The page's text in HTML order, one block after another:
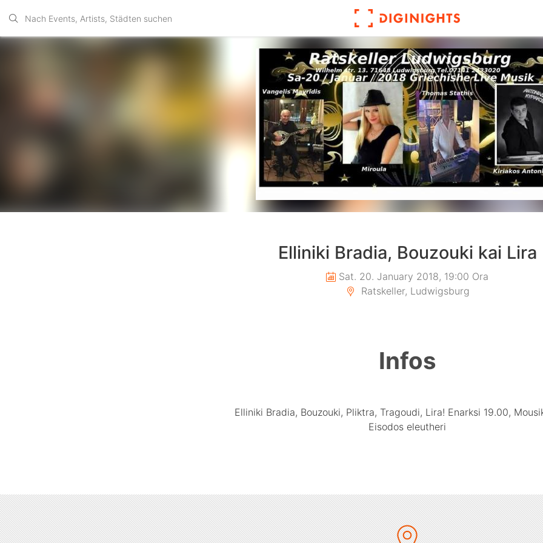
Elliniki Bradia, Bouzouki kai Lira
Sat. 20. January 2018, 19:00 Ora
Ratskeller, Ludwigsburg
Infos
Elliniki Bradia, Bouzouki, Pliktra, Tragoudi, Lira! Enarksi 19.00,
Eisodos eleutheri